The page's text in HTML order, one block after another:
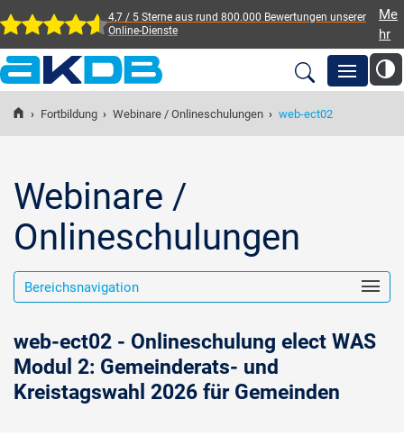
4,7 / 5 Sterne aus rund 800.000 Bewertungen unserer
Online-Dienste
Me
hr
AKDB Anstalt für
Kommunale
Datenverarbeitung in
Newsroom
Lösungen
Veranstaltungen
Fortbildung
Service
› Fortbildung › Webinare / Onlineschulungen › web-ect02
Webinare /
Onlineschulungen
Bereichsnavigation
web-ect02 - Onlineschulung elect WAS
Modul 2: Gemeinderats- und
Kreistagswahl 2026 für Gemeinden